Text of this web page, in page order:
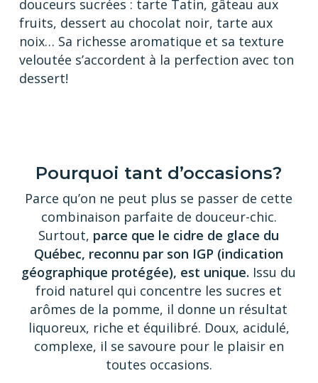
douceurs sucrées : tarte Tatin, gâteau aux
fruits, dessert au chocolat noir, tarte aux
noix… Sa richesse aromatique et sa texture
veloutée s’accordent à la perfection avec ton
dessert!
Pourquoi tant d’occasions?
Parce qu’on ne peut plus se passer de cette
combinaison parfaite de douceur-chic.
Surtout, parce que le cidre de glace du
Québec, reconnu par son IGP (indication
géographique protégée), est unique. Issu du
froid naturel qui concentre les sucres et
arômes de la pomme, il donne un résultat
liquoreux, riche et équilibré. Doux, acidulé,
complexe, il se savoure pour le plaisir en
toutes occasions.